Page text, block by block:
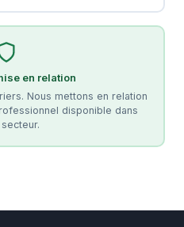
en relation
Nous mettons en relation
disponible dans